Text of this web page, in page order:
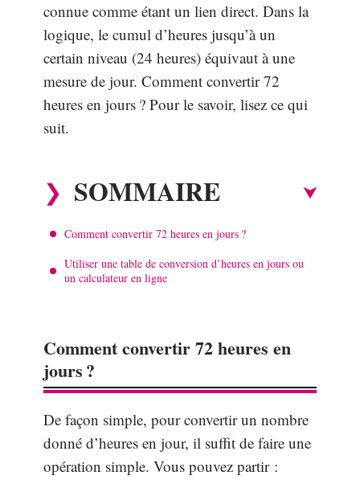
connue comme étant un lien direct. Dans la
logique, le cumul d’heures jusqu’à un
certain niveau (24 heures) équivaut à une
mesure de jour. Comment convertir 72
heures en jours ? Pour le savoir, lisez ce qui
suit.
SOMMAIRE
Comment convertir 72 heures en jours ?
Utiliser une table de conversion d’heures en jours ou
un calculateur en ligne
Comment convertir 72 heures en
jours ?
De façon simple, pour convertir un nombre
donné d’heures en jour, il suffit de faire une
opération simple. Vous pouvez partir :